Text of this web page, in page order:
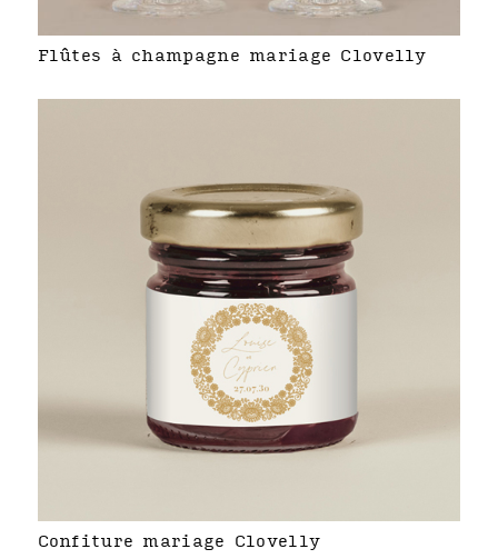
Flûtes à champagne mariage Clovelly
Confiture mariage Clovelly